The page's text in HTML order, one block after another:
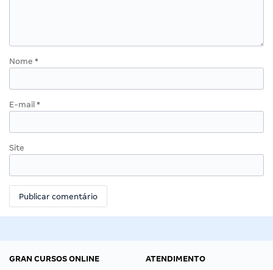
Nome *
E-mail *
Site
GRAN CURSOS ONLINE
ATENDIMENTO